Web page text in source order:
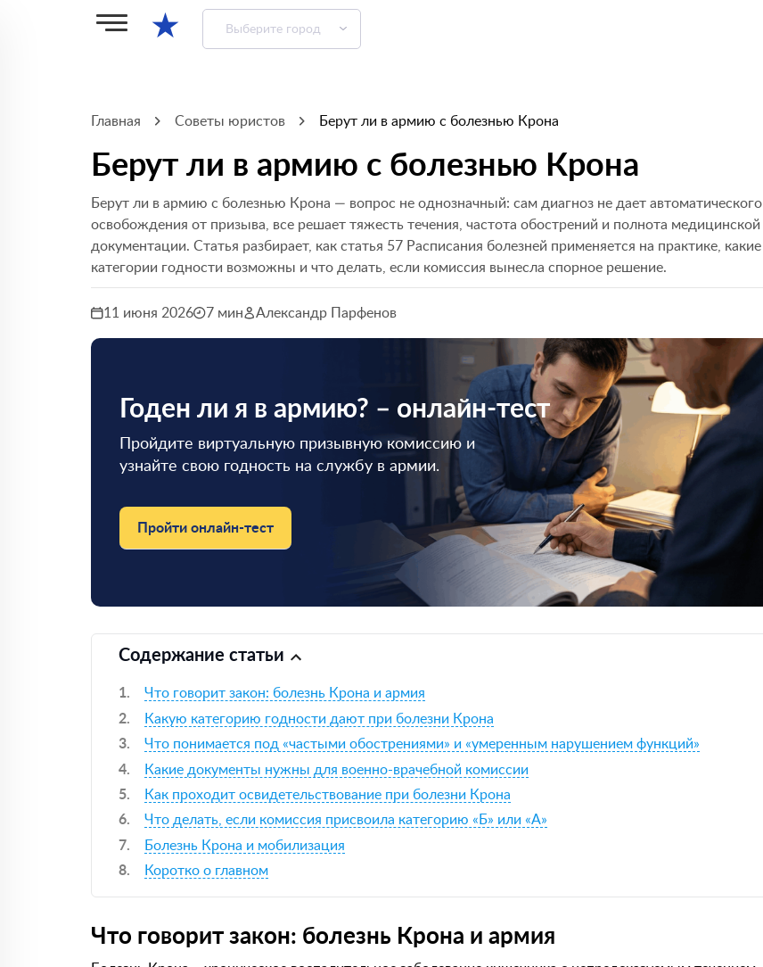
★ Выберите город
Главная Советы юристов Берут ли в армию с болезнью Крона
Берут ли в армию с болезнью Крона
Берут ли в армию с болезнью Крона — вопрос не однозначный: сам диагноз не дает автоматического
освобождения от призыва, все решает тяжесть течения, частота обострений и полнота медицинской
документации. Статья разбирает, как статья 57 Расписания болезней применяется на практике, какие
категории годности возможны и что делать, если комиссия вынесла спорное решение.
11 июня 2026 7 мин Александр Парфенов
Годен ли я в армию? – онлайн-тест
Пройдите виртуальную призывную комиссию и
узнайте свою годность на службу в армии.
Пройти онлайн-тест
Содержание статьи
Что говорит закон: болезнь Крона и армия
Какую категорию годности дают при болезни Крона
Что понимается под «частыми обострениями» и «умеренным нарушением функций»
Какие документы нужны для военно-врачебной комиссии
Как проходит освидетельствование при болезни Крона
Что делать, если комиссия присвоила категорию «Б» или «А»
Болезнь Крона и мобилизация
Коротко о главном
Что говорит закон: болезнь Крона и армия